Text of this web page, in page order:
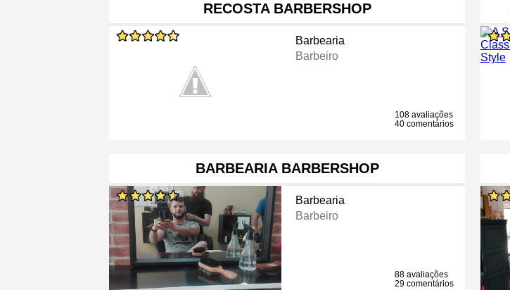
RECOSTA BARBERSHOP
Barbearia
Barbeiro
108 avaliações
40 comentários
BARBEARIA BARBERSHOP
Barbearia
Barbeiro
88 avaliações
29 comentários